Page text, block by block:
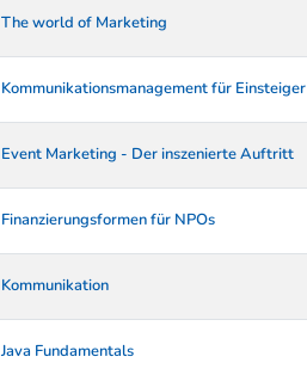
The world of Marketing
Kommunikationsmanagement für Einsteiger
Event Marketing - Der inszenierte Auftritt
Finanzierungsformen für NPOs
Kommunikation
Java Fundamentals